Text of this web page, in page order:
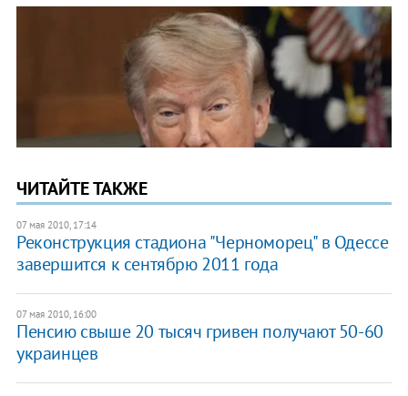
ЧИТАЙТЕ ТАКЖЕ
07 мая 2010, 17:14
Реконструкция стадиона "Черноморец" в Одессе
завершится к сентябрю 2011 года
07 мая 2010, 16:00
Пенсию свыше 20 тысяч гривен получают 50-60
украинцев